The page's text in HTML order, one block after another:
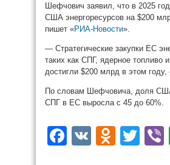
Шефчович заявил, что в 2025
США энергоресурсов на $200
пишет «РИА-Новости».
— Стратегические закупки ЕС
таких как СПГ, ядерное топливо
достигли $200 млрд в этом
По словам Шефчовича, доля
СПГ в ЕС выросла с 45 до 60%.
Facebook
VK